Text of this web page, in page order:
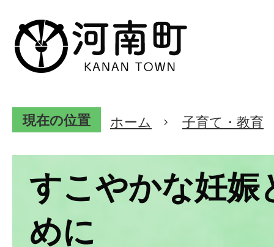
現在の位置 ホーム 子育て・教育
すこやかな妊娠
めに